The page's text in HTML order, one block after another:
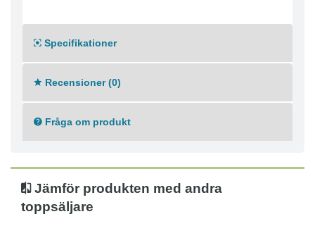
Specifikationer
Recensioner (0)
Fråga om produkt
Jämför produkten med andra
toppsäljare